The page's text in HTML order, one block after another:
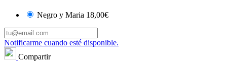
Negro y Maria 18,00€
Notificarme cuando esté disponible.
Compartir